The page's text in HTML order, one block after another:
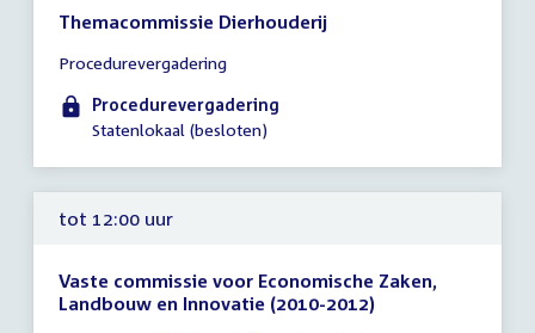
Themacommissie Dierhouderij
vergadering
11:00
-
uur
Procedurevergadering
Procedurevergadering
Statenlokaal (besloten)
tot 12:00 uur
Vaste commissie voor Economische Zaken,
Landbouw en Innovatie (2010-2012)